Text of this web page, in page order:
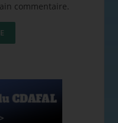
commentaire.